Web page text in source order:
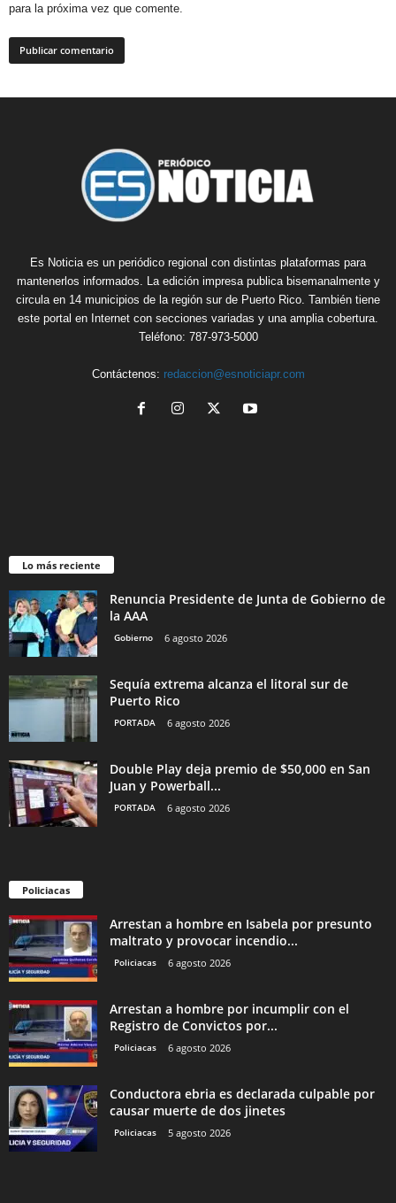
para la próxima vez que comente.
Es Noticia es un periódico regional con distintas plataformas para
mantenerlos informados. La edición impresa publica bisemanalmente y
circula en 14 municipios de la región sur de Puerto Rico. También tiene
este portal en Internet con secciones variadas y una amplia cobertura.
Teléfono: 787-973-5000
Contáctenos: redaccion@esnoticiapr.com
Lo más reciente
Renuncia Presidente de Junta de Gobierno de
la AAA
Gobierno 6 agosto 2026
Sequía extrema alcanza el litoral sur de
Puerto Rico
PORTADA 6 agosto 2026
Double Play deja premio de $50,000 en San
Juan y Powerball...
PORTADA 6 agosto 2026
Policiacas
Arrestan a hombre en Isabela por presunto
maltrato y provocar incendio...
Policiacas 6 agosto 2026
Arrestan a hombre por incumplir con el
Registro de Convictos por...
Policiacas 6 agosto 2026
Conductora ebria es declarada culpable por
causar muerte de dos jinetes
Policiacas 5 agosto 2026